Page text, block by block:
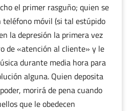
el primer rasguño; quien se
teléfono móvil (si tal estúpido
la depresión la primera vez
de «atención al cliente» y le
durante media hora para
alguna. Quien deposita
morirá de pena cuando
que le obedecen